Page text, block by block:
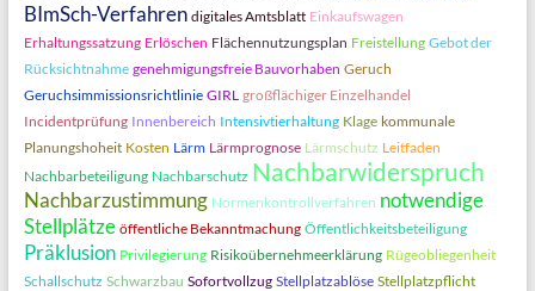
BImSch-Verfahren digitales Amtsblatt Einkaufswagen
Erhaltungssatzung Erlöschen Flächennutzungsplan Freistellung Gebot der
Rücksichtnahme genehmigungsfreie Bauvorhaben Geruch
Geruchsimmissionsrichtlinie GIRL großflächiger Einzelhandel
Incidentprüfung Innenbereich Intensivtierhaltung Klage kommunale
Planungshoheit Kosten Lärm Lärmprognose Lärmschutz Leitfaden
Nachbarbeteiligung Nachbarschutz Nachbarwiderspruch
Nachbarzustimmung Normenkontrollverfahren notwendige
Stellplätze öffentliche Bekanntmachung Öffentlichkeitsbeteiligung
Präklusion Privilegierung Risikoübernehmeerklärung Rügeobliegenheit
Schallschutz Schwarzbau Sofortvollzug Stellplatzablöse Stellplatzpflicht